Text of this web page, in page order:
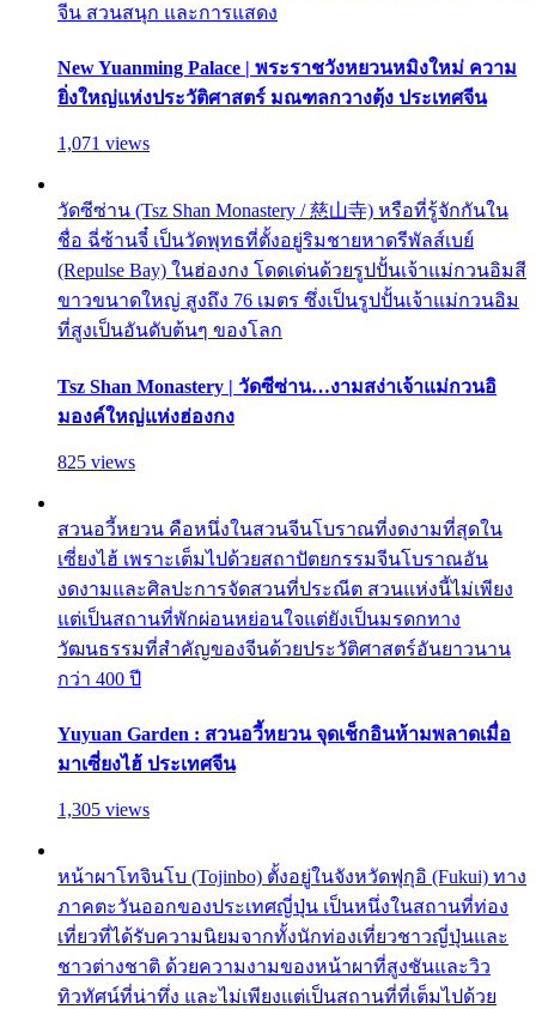
จีน สวนสนุก และการแสดง
New Yuanming Palace | พระราชวังหยวนหมิงใหม่ ความ
ยิ่งใหญ่แห่งประวัติศาสตร์ มณฑลกวางตุ้ง ประเทศจีน
1,071 views
วัดซีซ่าน (Tsz Shan Monastery / 慈山寺) หรือที่รู้จักกันใน
ชื่อ ฉี่ซ้านจี๋ เป็นวัดพุทธที่ตั้งอยู่ริมชายหาดรีพัลส์เบย์
(Repulse Bay) ในฮ่องกง โดดเด่นด้วยรูปปั้นเจ้าแม่กวนอิมสี
ขาวขนาดใหญ่ สูงถึง 76 เมตร ซึ่งเป็นรูปปั้นเจ้าแม่กวนอิม
ที่สูงเป็นอันดับต้นๆ ของโลก
Tsz Shan Monastery | วัดซีซ่าน…งามสง่าเจ้าแม่กวนอิ
มองค์ใหญ่แห่งฮ่องกง
825 views
สวนอวี้หยวน คือหนึ่งในสวนจีนโบราณที่งดงามที่สุดใน
เซี่ยงไฮ้ เพราะเต็มไปด้วยสถาปัตยกรรมจีนโบราณอัน
งดงามและศิลปะการจัดสวนที่ประณีต สวนแห่งนี้ไม่เพียง
แต่เป็นสถานที่พักผ่อนหย่อนใจแต่ยังเป็นมรดกทาง
วัฒนธรรมที่สำคัญของจีนด้วยประวัติศาสตร์อันยาวนาน
กว่า 400 ปี
Yuyuan Garden : สวนอวี้หยวน จุดเช็กอินห้ามพลาดเมื่อ
มาเซี่ยงไฮ้ ประเทศจีน
1,305 views
หน้าผาโทจินโบ (Tojinbo) ตั้งอยู่ในจังหวัดฟุกุอิ (Fukui) ทาง
ภาคตะวันออกของประเทศญี่ปุ่น เป็นหนึ่งในสถานที่ท่อง
เที่ยวที่ได้รับความนิยมจากทั้งนักท่องเที่ยวชาวญี่ปุ่นและ
ชาวต่างชาติ ด้วยความงามของหน้าผาที่สูงชันและวิว
ทิวทัศน์ที่น่าทึ่ง และไม่เพียงแต่เป็นสถานที่ที่เต็มไปด้วย